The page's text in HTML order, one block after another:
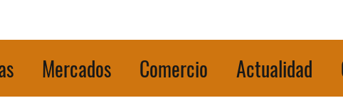
Mercados Comercio Actualidad